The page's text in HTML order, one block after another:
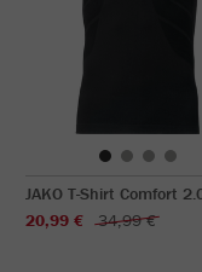
JAKO T-Shirt Comfort
20,99 €
34,99 €